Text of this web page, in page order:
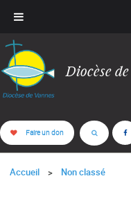
Diocèse de
Faire un don
Accueil Non classé